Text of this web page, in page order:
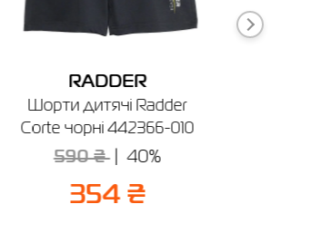
RADDER
Шорти дитячі Radder
Corte чорні 442366-010
590 ₴ 40%
354 ₴